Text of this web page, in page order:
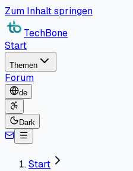
Zum Inhalt springen
TechBone
Start
Themen
Forum
de
Dark
Start